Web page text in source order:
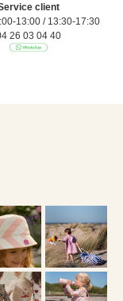
client
13:00 / 13:30-17:30
26 03 04 40